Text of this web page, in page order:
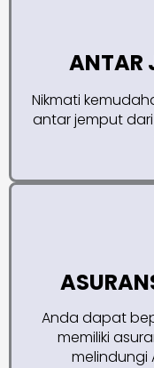
ANTAR
Nikmati
antar jemput
Anda dapat
memiliki
melindungi